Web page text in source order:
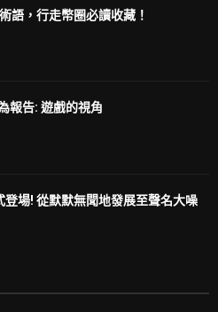
語，行走幣圈必讀收藏！
報告: 遊戲的視角
登場! 從默默無聞地發展至聲名大噪